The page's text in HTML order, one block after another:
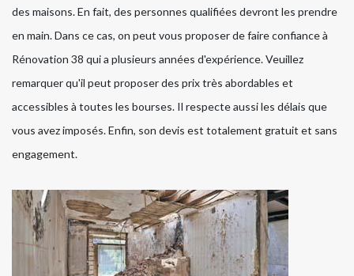
des maisons. En fait, des personnes qualifiées devront les prendre
en main. Dans ce cas, on peut vous proposer de faire confiance à
Rénovation 38 qui a plusieurs années d'expérience. Veuillez
remarquer qu'il peut proposer des prix très abordables et
accessibles à toutes les bourses. Il respecte aussi les délais que
vous avez imposés. Enfin, son devis est totalement gratuit et sans
engagement.